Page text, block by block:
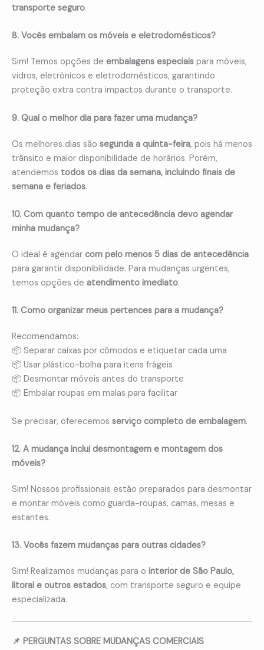
transporte seguro.
8. Vocês embalam os móveis e eletrodomésticos?
Sim! Temos opções de embalagens especiais para móveis,
vidros, eletrônicos e eletrodomésticos, garantindo
proteção extra contra impactos durante o transporte.
9. Qual o melhor dia para fazer uma mudança?
Os melhores dias são segunda a quinta-feira, pois há menos
trânsito e maior disponibilidade de horários. Porém,
atendemos todos os dias da semana, incluindo finais de
semana e feriados.
10. Com quanto tempo de antecedência devo agendar
minha mudança?
O ideal é agendar com pelo menos 5 dias de antecedência
para garantir disponibilidade. Para mudanças urgentes,
temos opções de atendimento imediato.
11. Como organizar meus pertences para a mudança?
Recomendamos:
📦 Separar caixas por cômodos e etiquetar cada uma
📦 Usar plástico-bolha para itens frágeis
📦 Desmontar móveis antes do transporte
📦 Embalar roupas em malas para facilitar
Se precisar, oferecemos serviço completo de embalagem.
12. A mudança inclui desmontagem e montagem dos
móveis?
Sim! Nossos profissionais estão preparados para desmontar
e montar móveis como guarda-roupas, camas, mesas e
estantes.
13. Vocês fazem mudanças para outras cidades?
Sim! Realizamos mudanças para o interior de São Paulo,
litoral e outros estados, com transporte seguro e equipe
especializada.
📌 PERGUNTAS SOBRE MUDANÇAS COMERCIAIS